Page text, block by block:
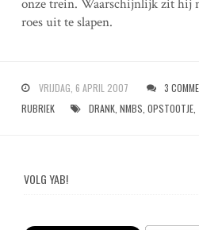
onze trein. Waarschijnlijk zit hij
roes uit te slapen.
VRIJDAG, 6 APRIL 2007 3
RUBRIEK
DRANK, NMBS OPSTOOTJE,
VOLG YAB!